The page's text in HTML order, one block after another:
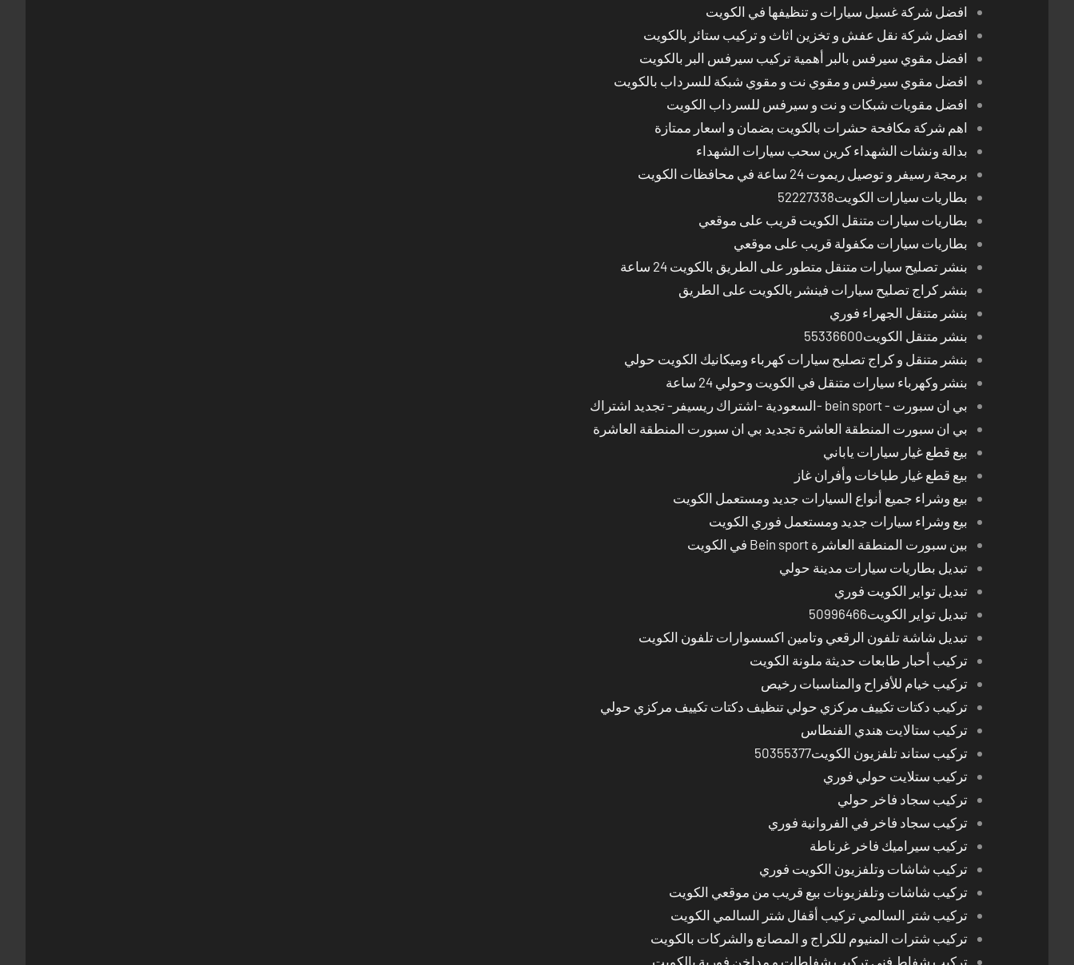
افضل شركة غسيل سيارات و تنظيفها في الكويت
افضل شركة نقل عفش و تخزين اثاث و تركيب ستائر بالكويت
افضل مقوي سيرفس بالبر أهمية تركيب سيرفس البر بالكويت
افضل مقوي سيرفس و مقوي نت و مقوي شبكة للسرداب بالكويت
افضل مقويات شبكات و نت و سيرفس للسرداب الكويت
اهم شركة مكافحة حشرات بالكويت بضمان و اسعار ممتازة
بدالة ونشات الشهداء كرين سحب سيارات الشهداء
برمجة رسيفر و توصيل ريموت 24 ساعة في محافظات الكويت
بطاريات سيارات الكويت52227338
بطاريات سيارات متنقل الكويت قريب على موقعي
بطاريات سيارات مكفولة قريب على موقعي
بنشر تصليح سيارات متنقل متطور على الطريق بالكويت 24 ساعة
بنشر كراج تصليح سيارات فينشر بالكويت على الطريق
بنشر متنقل الجهراء فوري
بنشر متنقل الكويت55336600
بنشر متنقل و كراج تصليح سيارات كهرباء وميكانيك الكويت حولي
بنشر وكهرباء سيارات متنقل في الكويت وحولي 24 ساعة
بي ان سبورت - bein sport -السعودية -اشتراك ريسيفر- تجديد اشتراك
بي ان سبورت المنطقة العاشرة تجديد بي ان سبورت المنطقة العاشرة
بيع قطع غيار سيارات ياباني
بيع قطع غيار طباخات وأفران غاز
بيع وشراء جميع أنواع السيارات جديد ومستعمل الكويت
بيع وشراء سيارات جديد ومستعمل فوري الكويت
بين سبورت المنطقة العاشرة Bein sport في الكويت
تبديل بطاريات سيارات مدينة حولي
تبديل تواير الكويت فوري
تبديل تواير الكويت50996466
تبديل شاشة تلفون الرقعي وتامين اكسسوارات تلفون الكويت
تركيب أحبار طابعات حديثة ملونة الكويت
تركيب خيام للأفراح والمناسبات رخيص
تركيب دكتات تكييف مركزي حولي تنظيف دكتات تكييف مركزي حولي
تركيب ستالايت هندي الفنطاس
تركيب ستاند تلفزيون الكويت50355377
تركيب ستلايت حولي فوري
تركيب سجاد فاخر حولي
تركيب سجاد فاخر في الفروانية فوري
تركيب سيراميك فاخر غرناطة
تركيب شاشات وتلفزيون الكويت فوري
تركيب شاشات وتلفزيونات بيع قريب من موقعي الكويت
تركيب شتر السالمي تركيب أقفال شتر السالمي الكويت
تركيب شترات المنيوم للكراج و المصانع والشركات بالكويت
تركيب شفاط فني تركيب شفاطات و مداخن فورية بالكويت